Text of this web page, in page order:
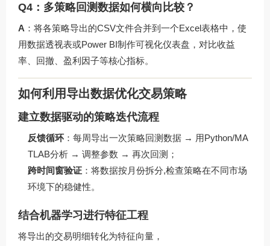
Q4：多策略回测数据如何横向比较？
A ：将各策略导出的CSV文件合并到一个Excel表格中，使
用数据透视表或Power BI制作可视化仪表盘，对比收益
率、回撤、盈利因子等核心指标。
如何利用导出数据优化交易策略
建立数据驱动的策略迭代流程
反馈循环：每周导出一次策略回测数据 → 用Python/MA
TLAB分析 → 调整参数 → 再次回测；
跨时间窗验证 ：将数据按月份拆分,检查策略在不同市场
环境下的稳健性。
结合机器学习进行特征工程
将导出的交易明细转化为特征向量，